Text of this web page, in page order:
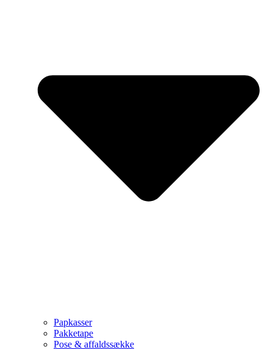
Papkasser
Pakketape
Pose & affaldssække